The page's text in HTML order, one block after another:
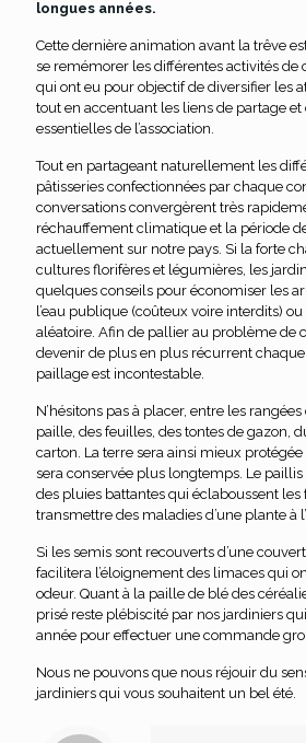
longues années.
Cette dernière animation avant la trêve
se remémorer les différentes activités de
qui ont eu pour objectif de diversifier les
tout en accentuant les liens de partage
essentielles de l’association.
Tout en partageant naturellement les
pâtisseries confectionnées par chaque
conversations convergèrent très
réchauffement climatique et la période
actuellement sur notre pays. Si la forte
cultures florifères et légumières, les
quelques conseils pour économiser les
l’eau publique (coûteux voire interdits) ou
aléatoire. Afin de pallier au problème de
devenir de plus en plus récurrent
paillage est incontestable.
N’hésitons pas à placer, entre les
paille, des feuilles, des tontes de gazon,
carton. La terre sera ainsi mieux
sera conservée plus longtemps. Le
des pluies battantes qui éclaboussent
transmettre des maladies d’une plante à
Si les semis sont recouverts d’une
facilitera l’éloignement des limaces qui
odeur. Quant à la paille de blé des
prisé reste plébiscité par nos jardiniers
année pour effectuer une commande
Nous ne pouvons que nous réjouir du
jardiniers qui vous souhaitent un bel été.